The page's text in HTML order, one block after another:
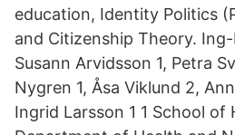
education, Identity Politics
and Citizenship Theory. Ing-
Susann Arvidsson 1, Petra
Nygren 1, Åsa Viklund 2,
Ingrid Larsson 1 1 School of